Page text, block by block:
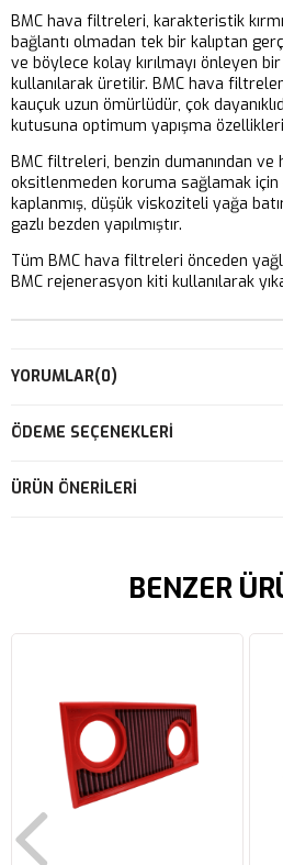
BMC hava filtreleri, karakteristik
bağlantı olmadan tek bir kalıptan
ve böylece kolay kırılmayı önleyen
kullanılarak üretilir. BMC hava
kauçuk uzun ömürlüdür, çok
kutusuna optimum yapışma
BMC filtreleri, benzin dumanından ve
oksitlenmeden koruma sağlamak için
kaplanmış, düşük viskoziteli yağa
gazlı bezden yapılmıştır.
Tüm BMC hava filtreleri önceden
BMC rejenerasyon kiti kullanılarak
YORUMLAR(0)
ÖDEME SEÇENEKLERI
ÜRÜN ÖNERILERI
BENZER